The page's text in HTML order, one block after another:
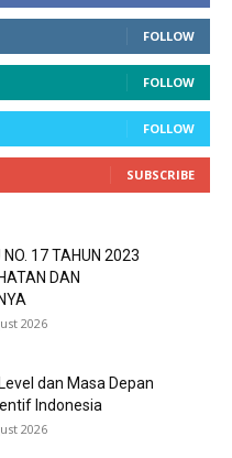
FOLLOW
FOLLOW
FOLLOW
SUBSCRIBE
17 TAHUN 2023
DAN
2026
dan Masa Depan
Indonesia
2026